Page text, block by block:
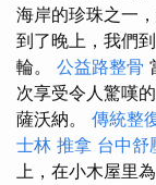
海岸的珍珠之一
到了晚上，我們
輪。 公益路整骨
次享受令人驚嘆
薩沃納。 傳統整
士林 推拿 台中舒
上，在小木屋里